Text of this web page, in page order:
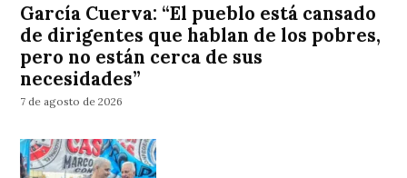
García Cuerva: “El pueblo está cansado
de dirigentes que hablan de los pobres,
pero no están cerca de sus
necesidades”
7 de agosto de 2026